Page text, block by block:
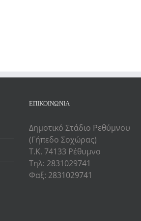
ΕΠΙΚΟΙΝΩΝΙΑ
Δημοτικό Στάδιο Ρεθύμνου
(Γήπεδο Σοχώρας)
Τ.Κ. 74133 Ρέθυμνο
Τηλ: 2831029741
Φαξ: 2831029741